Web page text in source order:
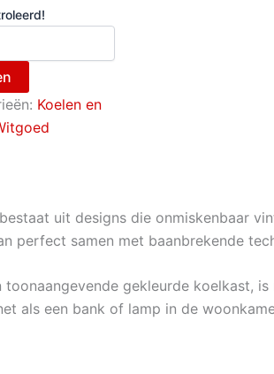
Koelen en
uit designs die onmiskenbaar
perfect samen met baanbrekende
gekleurde koelkast, is
als een bank of lamp in de